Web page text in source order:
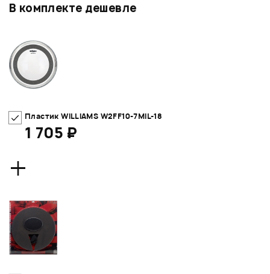
В комплекте дешевле
Пластик WILLIAMS W2FF10-7MIL-18
1 705 ₽
+